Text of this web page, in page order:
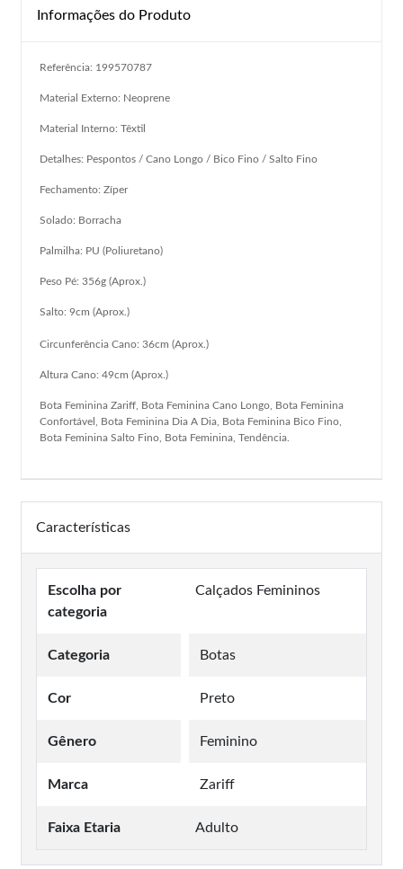
Informações do Produto
Referência: 199570787
Material Externo: Neoprene
Material Interno: Têxtil
Detalhes: Pespontos / Cano Longo / Bico Fino / Salto Fino
Fechamento: Zíper
Solado: Borracha
Palmilha: PU (Poliuretano)
Peso Pé: 356g (Aprox.)
Salto: 9cm (Aprox.)
Circunferência Cano: 36cm (Aprox.)
Altura Cano: 49cm (Aprox.)
Bota Feminina Zariff, Bota Feminina Cano Longo, Bota Feminina
Confortável, Bota Feminina Dia A Dia, Bota Feminina Bico Fino,
Bota Feminina Salto Fino, Bota Feminina, Tendência.
Características
Escolha por
categoria
Calçados Femininos
Categoria Botas
Cor Preto
Gênero Feminino
Marca Zariff
Faixa Etaria Adulto